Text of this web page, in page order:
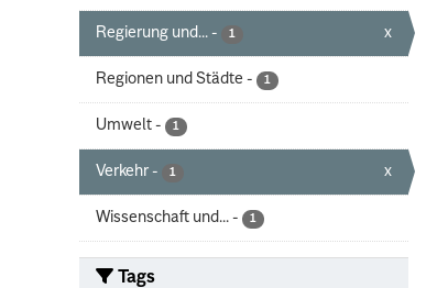
Regierung und... - 1 x
Regionen und Städte - 1
Umwelt - 1
Verkehr - 1 x
Wissenschaft und... - 1
Tags